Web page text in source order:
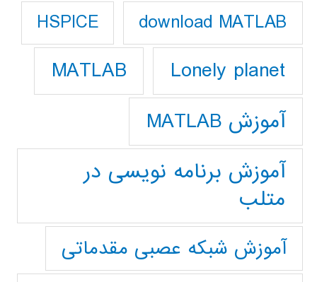
download MATLAB
HSPICE
Lonely planet
MATLAB
آموزش MATLAB
آموزش برنامه نویسی در
متلب
آموزش شبکه عصبی مقدماتی